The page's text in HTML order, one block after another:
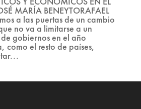
MARÍA BENEYTORAFAEL
a las puertas de un cambio
no va a limitarse a un
gobiernos en el año
como el resto de países,